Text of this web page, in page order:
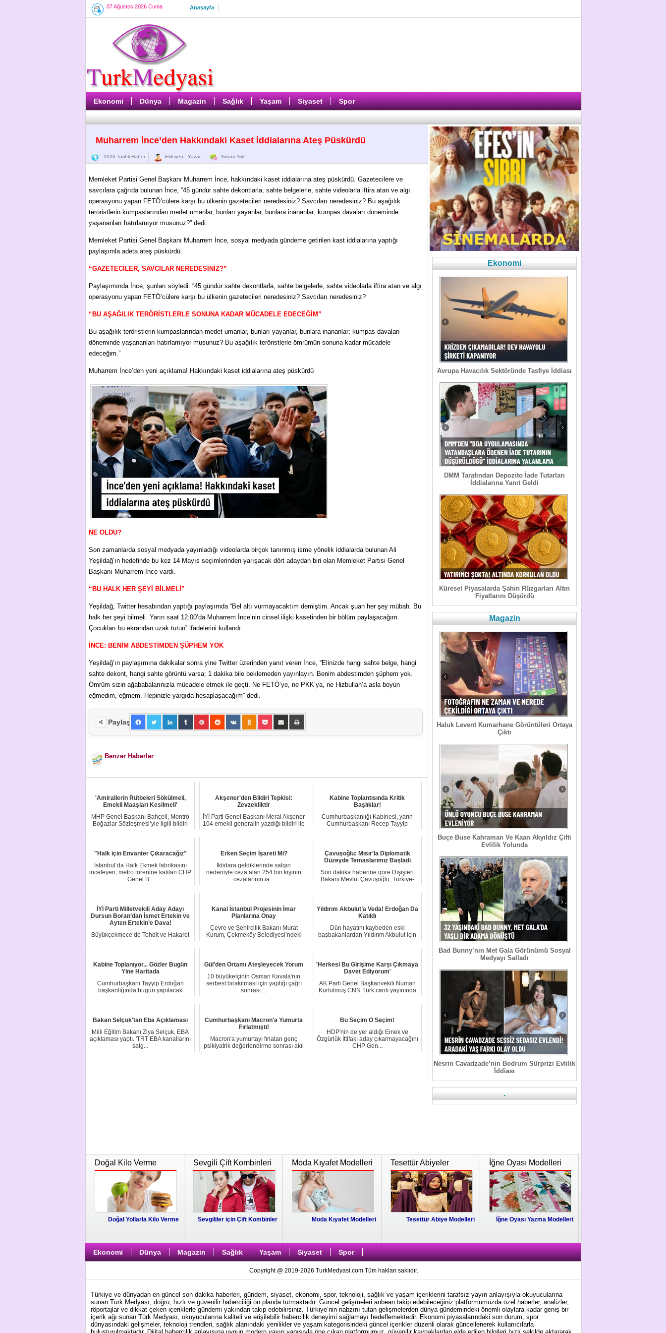
07 Ağustos 2026 Cuma Anasayfa
Ekonomi Dünya Magazin Sağlık Yaşam Siyaset Spor
Muharrem İnce’den Hakkındaki Kaset İddialarına Ateş Püskürdü
2026 Tarihli Haber Ekleyen : Yazar Yorum Yok
Memleket Partisi Genel Başkanı Muharrem İnce, hakkındaki kaset iddialarına ateş püskürdü. Gazetecilere ve
savcılara çağrıda bulunan İnce, “45 gündür sahte dekontlarla, sahte belgelerle, sahte videolarla iftira atan ve algı
operasyonu yapan FETÖ’cülere karşı bu ülkenin gazetecileri neredesiniz? Savcıları neredesiniz? Bu aşağılık
teröristlerin kumpaslarından medet umanlar, bunları yayanlar, bunlara inananlar; kumpas davaları döneminde
yaşananları hatırlamıyor musunuz?” dedi.
Memleket Partisi Genel Başkanı Muharrem İnce, sosyal medyada gündeme getirilen kast iddialarına yaptığı
paylaşımla adeta ateş püskürdü.
“GAZETECİLER, SAVCILAR NEREDESİNİZ?”
Paylaşımında İnce, şunları söyledi: “45 gündür sahte dekontlarla, sahte belgelerle, sahte videolarla iftira atan ve algı
operasyonu yapan FETÖ’cülere karşı bu ülkenin gazetecileri neredesiniz? Savcıları neredesiniz?
“BU AŞAĞILIK TERÖRİSTLERLE SONUNA KADAR MÜCADELE EDECEĞİM”
Bu aşağılık teröristlerin kumpaslarından medet umanlar, bunları yayanlar, bunlara inananlar; kumpas davaları
döneminde yaşananları hatırlamıyor musunuz? Bu aşağılık teröristlerle ömrümün sonuna kadar mücadele
edeceğim.”
Muharrem İnce’den yeni açıklama! Hakkındaki kaset iddialarına ateş püskürdü
NE OLDU?
Son zamanlarda sosyal medyada yayınladığı videolarda birçok tanınmış isme yönelik iddialarda bulunan Ali
Yeşildağ’ın hedefinde bu kez 14 Mayıs seçimlerinden yarışacak dört adaydan biri olan Memleket Partisi Genel
Başkanı Muharrem İnce vardı.
“BU HALK HER ŞEYİ BİLMELİ”
Yeşildağ, Twitter hesabından yaptığı paylaşımda “Bel altı vurmayacaktım demiştim. Ancak şuan her şey mübah. Bu
halk her şeyi bilmeli. Yarın saat 12:00’da Muharrem İnce’nin cinsel ilişki kasetinden bir bölüm paylaşacağım.
Çocukları bu ekrandan uzak tutun” ifadelerini kullandı.
İNCE: BENİM ABDESTİMDEN ŞÜPHEM YOK
Yeşildağ’ın paylaşımına dakikalar sonra yine Twitter üzerinden yanıt veren İnce, “Elinizde hangi sahte belge, hangi
sahte dekont, hangi sahte görüntü varsa; 1 dakika bile beklemeden yayınlayın. Benim abdestimden şüphem yok.
Ömrüm sizin ağababalarınızla mücadele etmek ile geçti. Ne FETÖ’ye, ne PKK’ya, ne Hizbullah’a asla boyun
eğmedim, eğmem. Hepinizle yargıda hesaplaşacağım” dedi.
Paylaş
Benzer Haberler
'Amirallerin Rütbeleri Sökülmeli,
Emekli Maaşları Kesilmeli'
MHP Genel Başkanı Bahçeli, Montrö
Boğazlar Sözleşmesi’yle ilgili bildiri
Akşener'den Bildiri Tepkisi:
Zevzekliktir
İYİ Parti Genel Başkanı Meral Akşener
104 emekli generalin yazdığı bildiri ile
Kabine Toplantısında Kritik
Başlıklar!
Cumhurbaşkanlığı Kabinesi, yarın
Cumhurbaşkanı Recep Tayyip
"Halk için Envanter Çıkaracağız"
İstanbul’da Halk Ekmek fabrikasını
inceleyen, metro törenine katılan CHP
Genel B...
Erken Seçim İşareti Mi?
İktidara geldiklerinde salgın
nedeniyle ceza alan 254 bin kişinin
cezalarının ia...
Çavuşoğlu: Mısır'la Diplomatik
Düzeyde Temaslarımız Başladı
Son dakika haberine göre Dışişleri
Bakanı Mevlüt Çavuşoğlu, Türkiye-
İYİ Parti Milletvekili Aday Adayı
Dursun Boran’dan İsmet Ertekin ve
Ayten Ertekin’e Dava!
Büyükçekmece’de Tehdit ve Hakaret
Kanal İstanbul Projesinin İmar
Planlarına Onay
Çevre ve Şehircilik Bakanı Murat
Kurum, Çekmeköy Belediyesi’ndeki
Yıldırım Akbulut’a Veda! Erdoğan Da
Katıldı
Dün hayatını kaybeden eski
başbakanlardan Yıldırım Akbulut için
Kabine Toplanıyor... Gözler Bugün
Yine Haritada
Cumhurbaşkanı Tayyip Erdoğan
başkanlığında bugün yapılacak
Gül'den Ortamı Ateşleyecek Yorum
10 büyükelçinin Osman Kavala'nın
serbest bırakılması için yaptığı çağrı
sonrası ...
'Herkesi Bu Girişime Karşı Çıkmaya
Davet Ediyorum'
AK Parti Genel Başkanvekili Numan
Kurtulmuş CNN Türk canlı yayınında
Bakan Selçuk'tan Eba Açıklaması
Milli Eğitim Bakanı Ziya Selçuk, EBA
açıklaması yaptı. 'TRT EBA kanallarını
salg...
Cumhurbaşkanı Macron'a Yumurta
Fırlatmıştı!
Macron'a yumurtayı fırlatan genç
psikiyatrik değerlendirme sonrası akıl
Bu Seçim O Seçim!
HDP'nin de yer aldığı Emek ve
Özgürlük İttifakı aday çıkarmayacağını
CHP Gen...
Ekonomi
Avrupa Havacılık Sektöründe Tasfiye İddiası
DMM Tarafından Depozito İade Tutarları
İddialarına Yanıt Geldi
Küresel Piyasalarda Şahin Rüzgarları Altın
Fiyatlarını Düşürdü
Magazin
Haluk Levent Kumarhane Görüntüleri Ortaya
Çıktı
Buçe Buse Kahraman Ve Kaan Akyıldız Çifti
Evlilik Yolunda
Bad Bunny’nin Met Gala Görünümü Sosyal
Medyayı Salladı
Nesrin Cavadzade’nin Bodrum Sürprizi Evlilik
İddiası
.
Doğal Kilo Verme
Doğal Yollarla Kilo Verme
Sevgili Çift Kombinleri
Sevgililer için Çift Kombinler
Moda Kıyafet Modelleri
Moda Kıyafet Modelleri
Tesettür Abiyeler
Tesettür Abiye Modelleri
İğne Oyası Modelleri
İğne Oyası Yazma Modelleri
Ekonomi Dünya Magazin Sağlık Yaşam Siyaset Spor
Copyright @ 2019-2026 TurkMedyasi.com Tüm hakları saklıdır.
Türkiye ve dünyadan en güncel son dakika haberleri, gündem, siyaset, ekonomi, spor, teknoloji, sağlık ve yaşam içeriklerini tarafsız yayın anlayışıyla okuyucularına
sunan Türk Medyası; doğru, hızlı ve güvenilir haberciliği ön planda tutmaktadır. Güncel gelişmeleri anbean takip edebileceğiniz platformumuzda özel haberler, analizler,
röportajlar ve dikkat çeken içeriklerle gündemi yakından takip edebilirsiniz. Türkiye’nin nabzını tutan gelişmelerden dünya gündemindeki önemli olaylara kadar geniş bir
içerik ağı sunan Türk Medyası, okuyucularına kaliteli ve erişilebilir habercilik deneyimi sağlamayı hedeflemektedir. Ekonomi piyasalarındaki son durum, spor
dünyasındaki gelişmeler, teknoloji trendleri, sağlık alanındaki yenilikler ve yaşam kategorisindeki güncel içerikler düzenli olarak güncellenerek kullanıcılarla